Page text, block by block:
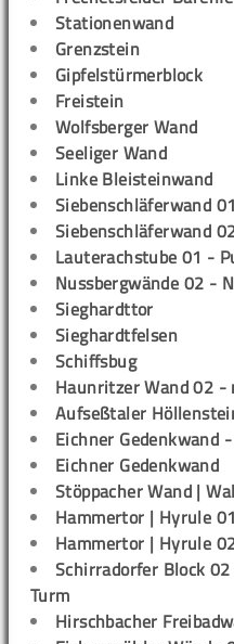
Stationenwand
Grenzstein
Gipfelstürmerblock
Freistein
Wolfsberger Wand
Seeliger Wand
Linke Bleisteinwand
Siebenschläferwand
Siebenschläferwand
Lauterachstube 01 -
Nussbergwände 02 -
Sieghardttor
Sieghardtfelsen
Schiffsbug
Haunritzer Wand 02 -
Aufseßtaler
Eichner Gedenkwand
Eichner Gedenkwand
Stöppacher Wand |
Hammertor | Hyrule
Hammertor | Hyrule
Schirradorfer Block
Turm
Hirschbacher